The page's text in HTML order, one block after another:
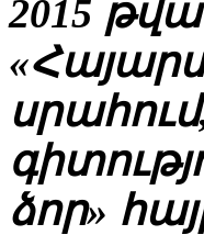
2015
ձոր»